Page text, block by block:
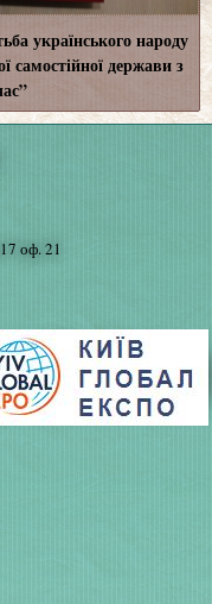
українського народу
самостійної держави з
оф. 21